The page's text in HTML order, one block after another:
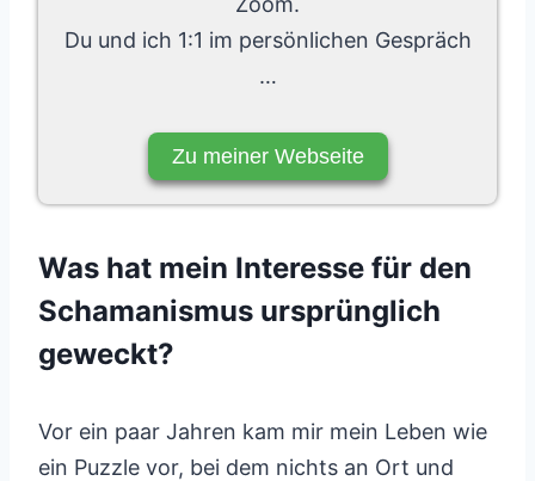
Du und ich 1:1 im persönlichen Gespräch
…
Zu meiner Webseite
Was hat mein Interesse für den
Schamanismus ursprünglich
geweckt?
Vor ein paar Jahren kam mir mein Leben wie
ein Puzzle vor, bei dem nichts an Ort und